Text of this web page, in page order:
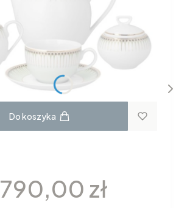
Do koszyka
Cena
790,00 zł